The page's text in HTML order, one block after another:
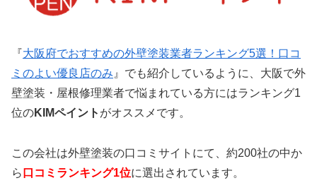
『大阪府でおすすめの外壁塗装業者ランキング5選！口コ
ミのよい優良店のみ 』でも紹介しているように、大阪で外
壁塗装・屋根修理業者で悩まれている方にはランキング1
位のKIMペイント がオススメです。
この会社は外壁塗装の口コミサイトにて、約200社の中か
ら 口コミランキング1位に選出されています。